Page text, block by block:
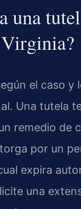
una
el caso y
Una tutela
remedio de
por un
expira
una